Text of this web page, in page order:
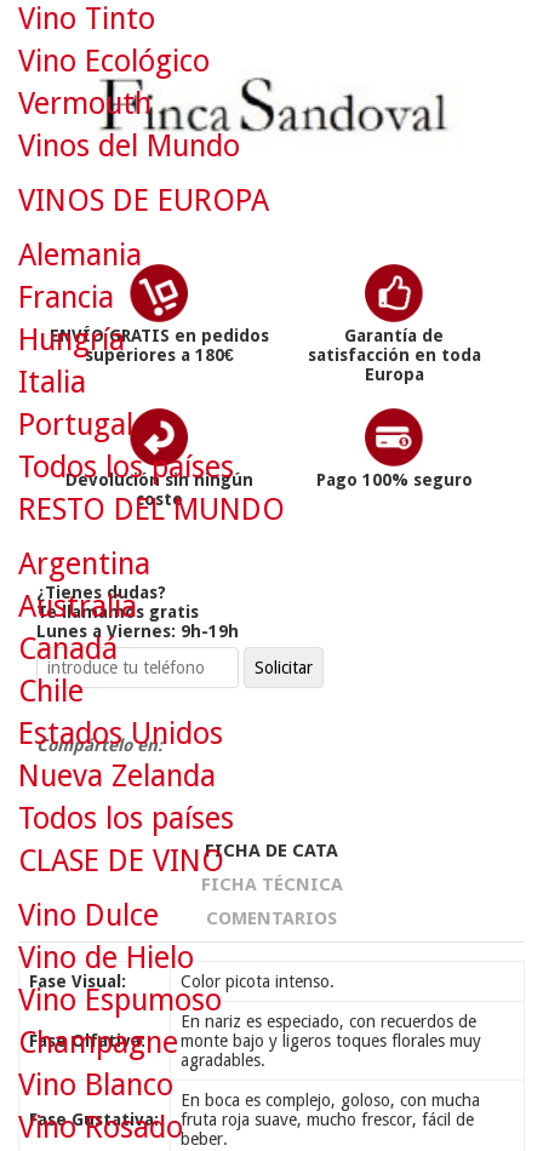
ENVÍO GRATIS en pedidos
superiores a 180€
Garantía de
satisfacción en toda
Europa
Devolución sin ningún
coste
Pago 100% seguro
¿Tienes dudas?
Te llamamos gratis
Lunes a Viernes: 9h-19h
Compártelo en:
FICHA DE CATA
FICHA TÉCNICA
COMENTARIOS
Fase Visual: Color picota intenso.
Fase Olfativa:
En nariz es especiado, con recuerdos de
monte bajo y ligeros toques florales muy
agradables.
Fase Gustativa:
En boca es complejo, goloso, con mucha
fruta roja suave, mucho frescor, fácil de
beber.
Vino Tinto
Vino Ecológico
Vermouth
Vinos del Mundo
VINOS DE EUROPA
Alemania
Francia
Hungría
Italia
Portugal
Todos los países
RESTO DEL MUNDO
Argentina
Australia
Canadá
Chile
Estados Unidos
Nueva Zelanda
Todos los países
CLASE DE VINO
Vino Dulce
Vino de Hielo
Vino Espumoso
Champagne
Vino Blanco
Vino Rosado